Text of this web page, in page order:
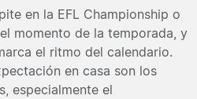
en la EFL Championship o
momento de la temporada, y
el ritmo del calendario.
en casa son los
especialmente el